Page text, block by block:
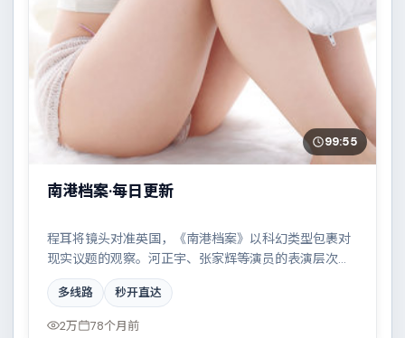
99:55
南港档案·每日更新
程耳将镜头对准英国，《南港档案》以科幻类型包裹对
现实议题的观察。河正宇、张家辉等演员的表演层次丰
富，一场看似偶然的事故牵出陈年秘辛。全片在类型元
素与人文关怀之间取得平衡。
多线路 秒开直达
2万 78个月前